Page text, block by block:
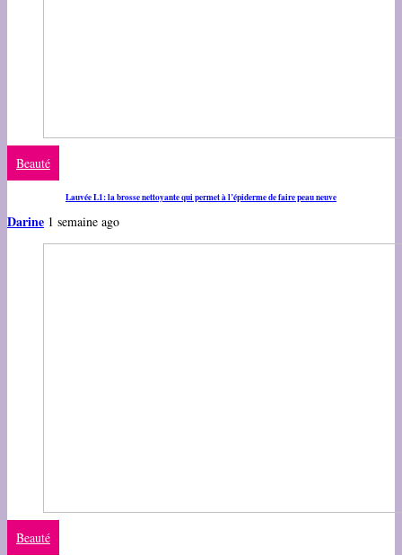
Beauté
Lauvée L1: la brosse nettoyante qui permet à l’épiderme de faire peau neuve
Darine 1 semaine ago
Beauté